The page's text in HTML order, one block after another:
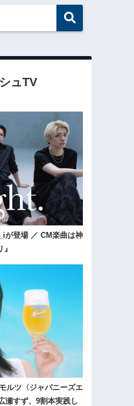
ュTV
が登場 ／ CM楽曲は神
ルツ〈ジャパニーズエ
瀬すず、9割本実践し